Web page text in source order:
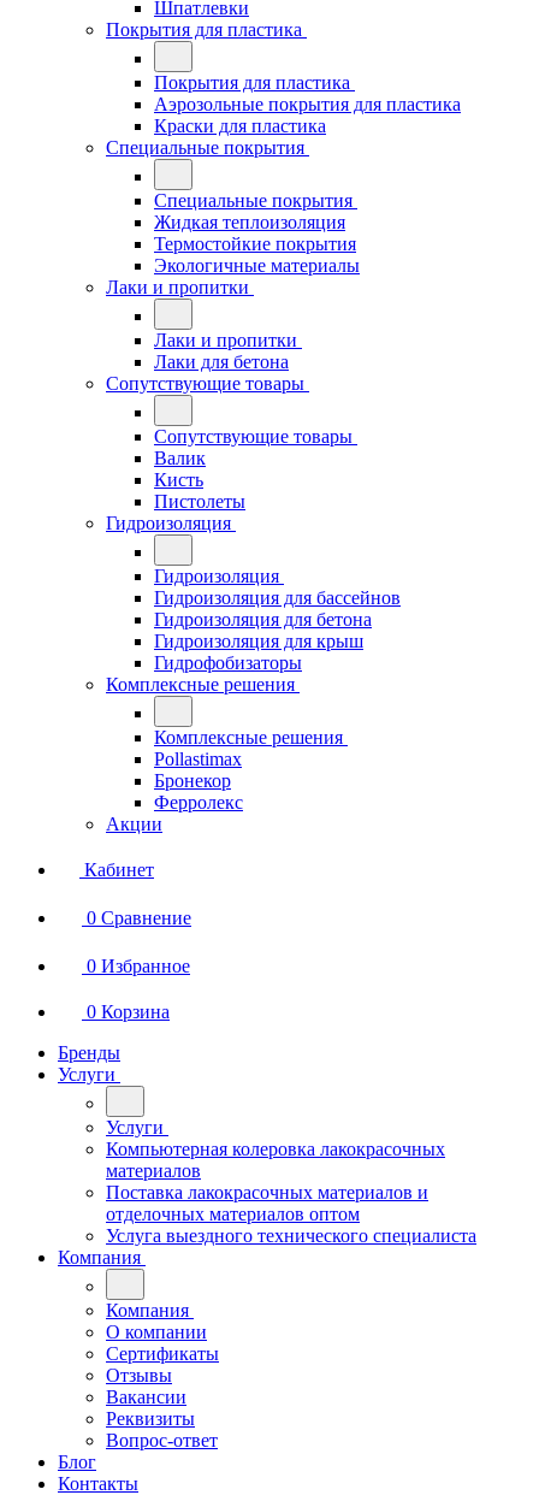
Шпатлевки
Покрытия для пластика
Покрытия для пластика
Аэрозольные покрытия для пластика
Краски для пластика
Специальные покрытия
Специальные покрытия
Жидкая теплоизоляция
Термостойкие покрытия
Экологичные материалы
Лаки и пропитки
Лаки и пропитки
Лаки для бетона
Сопутствующие товары
Сопутствующие товары
Валик
Кисть
Пистолеты
Гидроизоляция
Гидроизоляция
Гидроизоляция для бассейнов
Гидроизоляция для бетона
Гидроизоляция для крыш
Гидрофобизаторы
Комплексные решения
Комплексные решения
Pollastimax
Бронекор
Ферролекс
Акции
Кабинет
0 Сравнение
0 Избранное
0 Корзина
Бренды
Услуги
Услуги
Компьютерная колеровка лакокрасочных
материалов
Поставка лакокрасочных материалов и
отделочных материалов оптом
Услуга выездного технического специалиста
Компания
Компания
О компании
Сертификаты
Отзывы
Вакансии
Реквизиты
Вопрос-ответ
Блог
Контакты